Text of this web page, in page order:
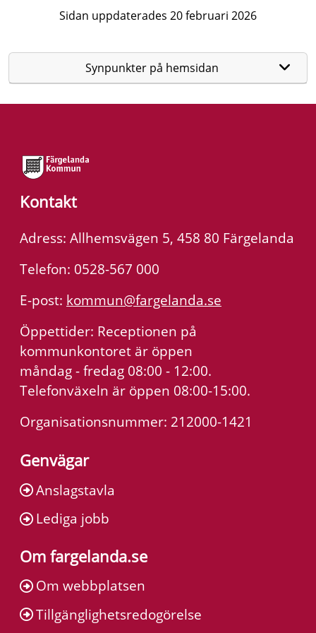
Sidan uppdaterades 20 februari 2026
Synpunkter på hemsidan
Kontakt
Adress: Allhemsvägen 5, 458 80 Färgelanda
Telefon: 0528-567 000
E-post: kommun@fargelanda.se
Öppettider: Receptionen på
kommunkontoret är öppen
måndag - fredag 08:00 - 12:00.
Telefonväxeln är öppen 08:00-15:00.
Organisationsnummer: 212000-1421
Genvägar
Anslagstavla
Lediga jobb
Om fargelanda.se
Om webbplatsen
Tillgänglighetsredogörelse